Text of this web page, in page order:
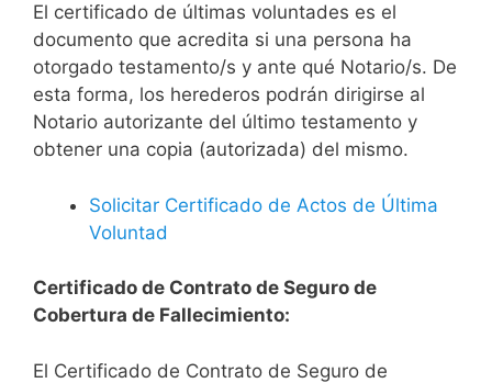
El certificado de últimas voluntades es el
documento que acredita si una persona ha
otorgado testamento/s y ante qué Notario/s. De
esta forma, los herederos podrán dirigirse al
Notario autorizante del último testamento y
obtener una copia (autorizada) del mismo.
Solicitar Certificado de Actos de Última
Voluntad
Certificado de Contrato de Seguro de
Cobertura de Fallecimiento:
El Certificado de Contrato de Seguro de